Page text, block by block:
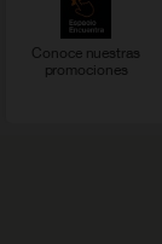
Conoce nuestras
promociones